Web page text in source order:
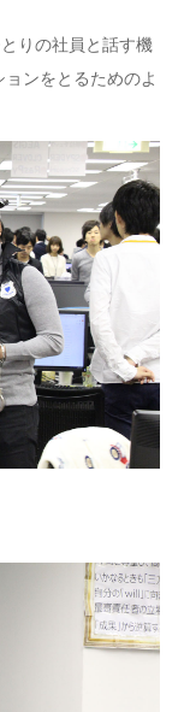
りの社員と話す機
ンをとるためのよ